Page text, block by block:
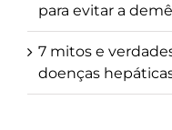
para evitar a
7 mitos e
doenças